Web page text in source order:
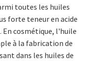
toutes les huiles
forte teneur en acide
En cosmétique, l'huile
à la fabrication de
dans les huiles de